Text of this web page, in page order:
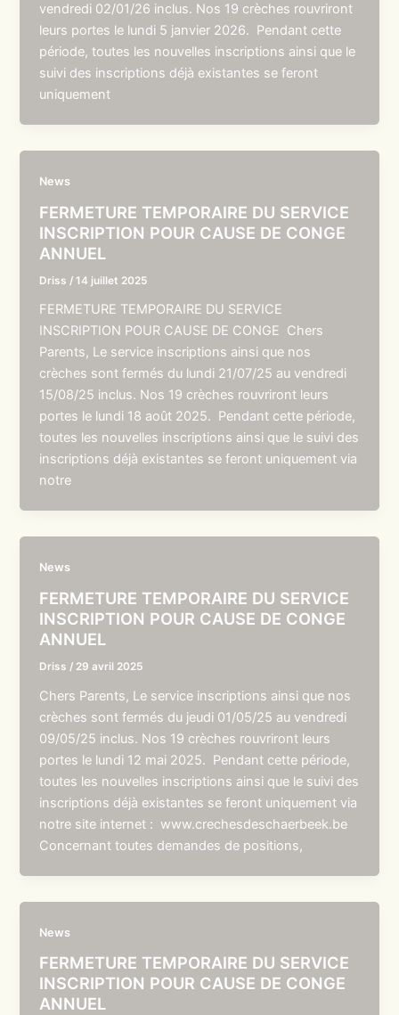
vendredi 02/01/26 inclus. Nos 19 crèches rouvriront
leurs portes le lundi 5 janvier 2026. Pendant cette
période, toutes les nouvelles inscriptions ainsi que le
suivi des inscriptions déjà existantes se feront
uniquement
News
FERMETURE TEMPORAIRE DU SERVICE
INSCRIPTION POUR CAUSE DE CONGE
ANNUEL
Driss /14 juillet 2025
FERMETURE TEMPORAIRE DU SERVICE
INSCRIPTION POUR CAUSE DE CONGE Chers
Parents, Le service inscriptions ainsi que nos
crèches sont fermés du lundi 21/07/25 au vendredi
15/08/25 inclus. Nos 19 crèches rouvriront leurs
portes le lundi 18 août 2025. Pendant cette période,
toutes les nouvelles inscriptions ainsi que le suivi des
inscriptions déjà existantes se feront uniquement via
notre
News
FERMETURE TEMPORAIRE DU SERVICE
INSCRIPTION POUR CAUSE DE CONGE
ANNUEL
Driss / 29 avril 2025
Chers Parents, Le service inscriptions ainsi que nos
crèches sont fermés du jeudi 01/05/25 au vendredi
09/05/25 inclus. Nos 19 crèches rouvriront leurs
portes le lundi 12 mai 2025. Pendant cette période,
toutes les nouvelles inscriptions ainsi que le suivi des
inscriptions déjà existantes se feront uniquement via
notre site internet : www.crechesdeschaerbeek.be
Concernant toutes demandes de positions,
News
FERMETURE TEMPORAIRE DU SERVICE
INSCRIPTION POUR CAUSE DE CONGE
ANNUEL